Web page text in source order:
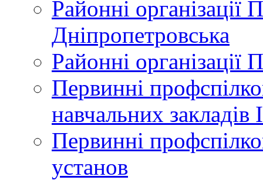
Районні організації
Дніпропетровська
Районні організації
Первинні
навчальних закладів
Первинні
установ